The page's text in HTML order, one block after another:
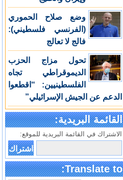
وضع صلاح الحموري
(الفرنسي فلسطيني):
فالج لا تعالج
تحول مزاج الحزب
الديموقراطي تجاه
الفلسطينيين: “اقطعوا
الدعم عن الجيش الإسرائيلي”
القائمة البريدية:
الاشتراك في القائمة البريدية للموقع:
Translate to: